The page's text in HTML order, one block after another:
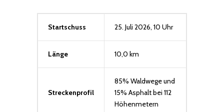
Startschuss 25. Juli 2026, 10 Uhr
Länge 10,0 km
Streckenprofil
85% Waldwege und
15% Asphalt bei 112
Höhenmetern